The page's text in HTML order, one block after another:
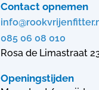
Contact opnemen
085 06 08 010
Rosa de Limastraat
Openingstijden